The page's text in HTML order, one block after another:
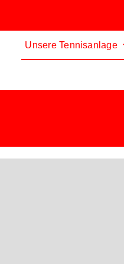
Unsere Tennisanlage